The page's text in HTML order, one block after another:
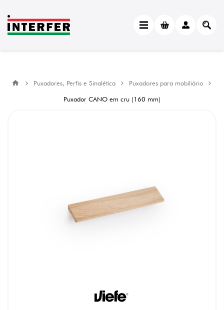
Puxadores, Perfis e Sinalética
Puxadores para mobiliário
Puxador CANO em cru (160 mm)